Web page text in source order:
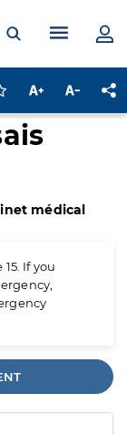
Ouvrir laMenu
vous
Augmenter la
médical
If you